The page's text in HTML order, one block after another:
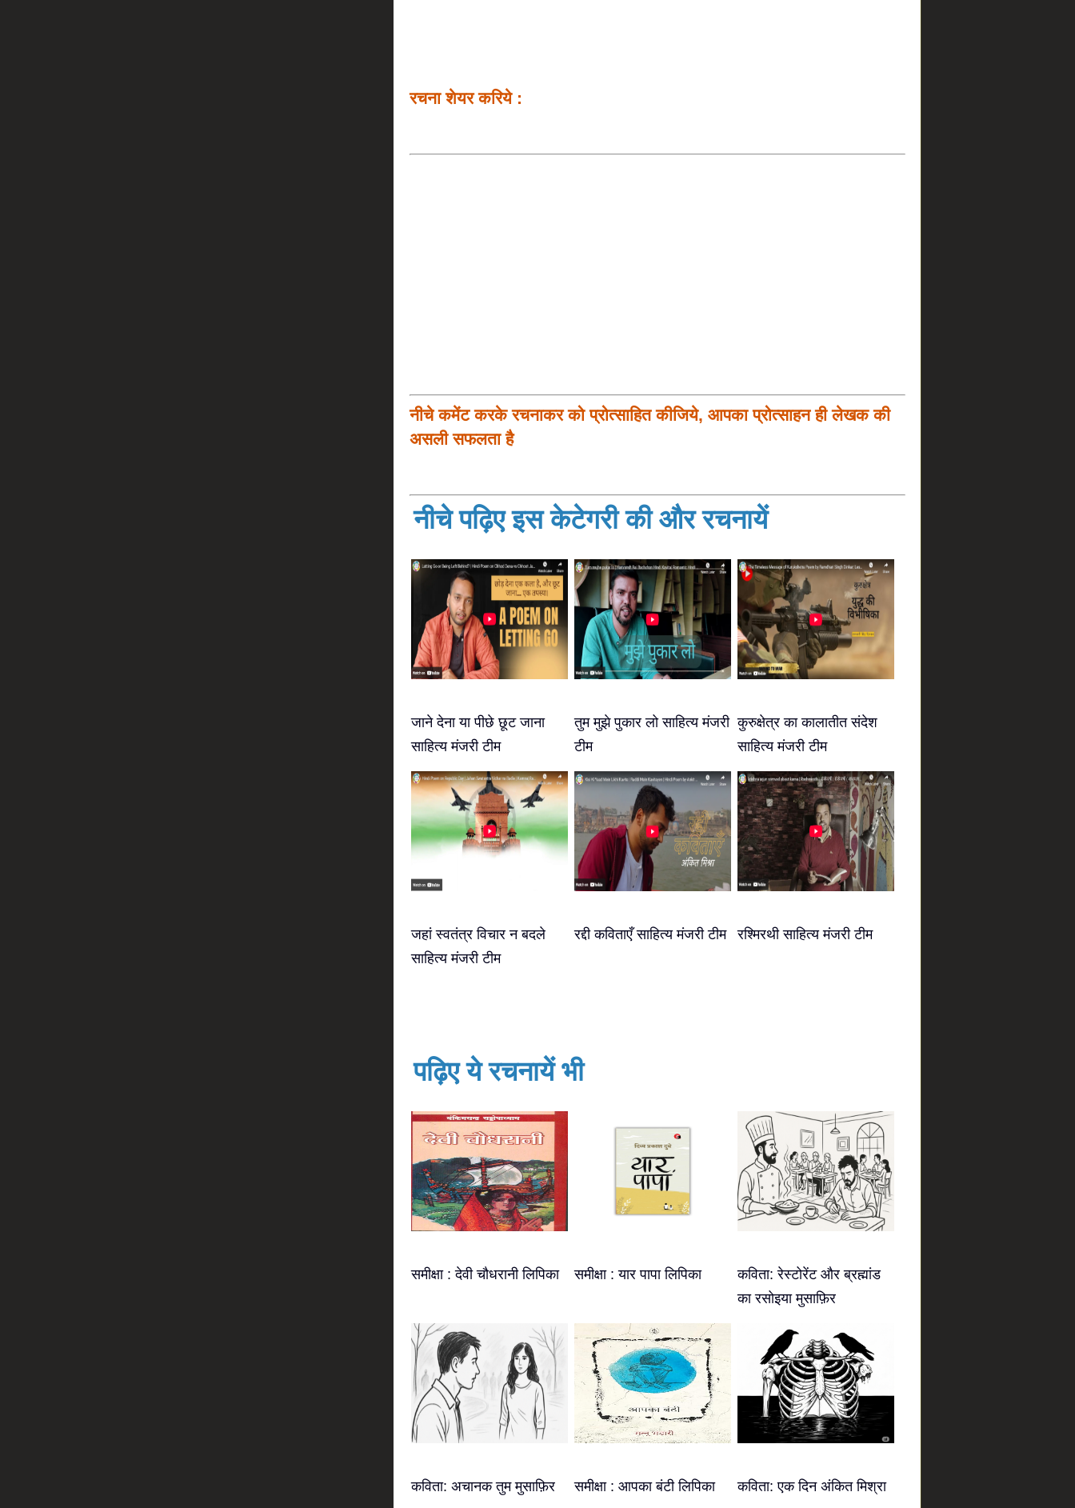
रचना शेयर करिये :
नीचे कमेंट करके रचनाकर को प्रोत्साहित कीजिये, आपका प्रोत्साहन ही लेखक की
असली सफलता है
नीचे पढ़िए इस केटेगरी की और रचनायें
जाने देना या पीछे छूट जाना
साहित्य मंजरी टीम
तुम मुझे पुकार लो साहित्य मंजरी
टीम
कुरुक्षेत्र का कालातीत संदेश
साहित्य मंजरी टीम
जहां स्वतंत्र विचार न बदले
साहित्य मंजरी टीम
रद्दी कविताएँ साहित्य मंजरी टीम रश्मिरथी साहित्य मंजरी टीम
पढ़िए ये रचनायें भी
समीक्षा : देवी चौधरानी लिपिका समीक्षा : यार पापा लिपिका
कविता: रेस्टोरेंट और ब्रह्मांड
का रसोइया मुसाफ़िर
कविता: अचानक तुम मुसाफ़िर समीक्षा : आपका बंटी लिपिका कविता: एक दिन अंकित मिश्रा